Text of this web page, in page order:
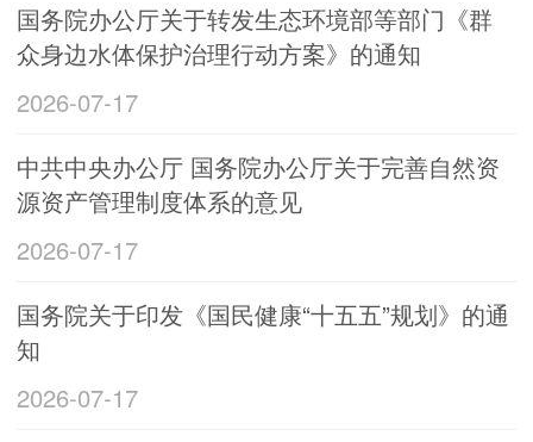
国务院办公厅关于转发生态环境部等部门《群
众身边水体保护治理行动方案》的通知
2026-07-17
中共中央办公厅 国务院办公厅关于完善自然资
源资产管理制度体系的意见
2026-07-17
国务院关于印发《国民健康“十五五”规划》的通
知
2026-07-17